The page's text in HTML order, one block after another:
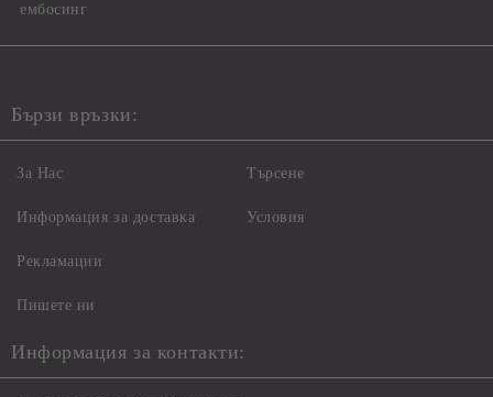
ембосинг
Бързи връзки:
За Нас
Информация за доставка
Рекламации
Пишете ни
Търсене
Условия
Информация за контакти: